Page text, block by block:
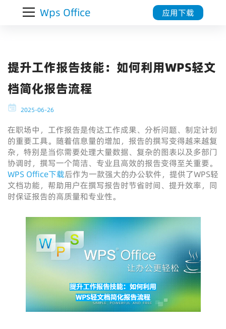
Wps Office 应用下载
提升工作报告技能：如何利用WPS轻文
档简化报告流程
2025-06-26
在职场中，工作报告是传达工作成果、分析问题、制定计划
的重要工具。随着信息量的增加，报告的撰写变得越来越复
杂，特别是当你需要处理大量数据、复杂的图表以及多部门
协调时，撰写一个简洁、专业且高效的报告变得至关重要。
WPS Office下载后作为一款强大的办公软件，提供了WPS轻
文档功能，帮助用户在撰写报告时节省时间、提升效率，同
时保证报告的高质量和专业性。